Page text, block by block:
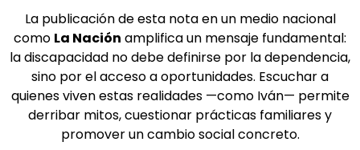
La publicación de esta nota en un medio nacional
como La Nación amplifica un mensaje fundamental:
la discapacidad no debe definirse por la dependencia,
sino por el acceso a oportunidades. Escuchar a
quienes viven estas realidades —como Iván— permite
derribar mitos, cuestionar prácticas familiares y
promover un cambio social concreto.